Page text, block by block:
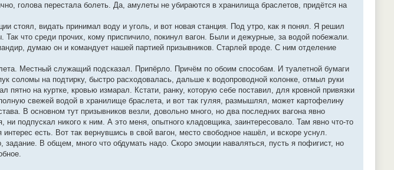
голова перестала болеть. Да, амулеты не убираются в хранилища браслетов, придётся на
стоял, видать принимал воду и уголь, и вот новая станция. Под утро, как я понял. Я решил
Так что среди прочих, кому приспичило, покинул вагон. Были и дежурные, за водой побежали.
думаю он и командует нашей партией призывников. Старлей вроде. С ним отделение
Местный служащий подсказал. Припёрло. Причём по обоим способам. И туалетной бумаги
соломы на подтирку, быстро расходовалась, дальше к водопроводной колонке, отмыл руки
пятно на куртке, кровью измарал. Кстати, ранку, которую себе поставил, для кровной привязки
свежей водой в хранилище браслета, и вот так гуляя, размышлял, может картофелину
В основном тут призывников везли, довольно много, но два последних вагона явно
подпускал никого к ним. А это меня, опытного кладовщика, заинтересовало. Там явно что-то
есть. Вот так вернувшись в свой вагон, место свободное нашёл, и вскоре уснул.
В общем, много что обдумать надо. Скоро эмоции наваляться, пусть я пофигист, но